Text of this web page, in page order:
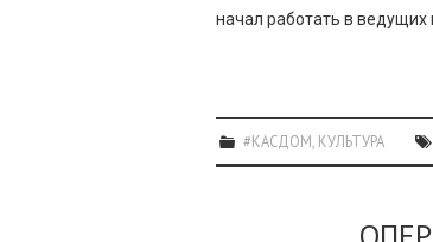
начал работать в ведущих
#КАСДОМ КУЛЬТУРА